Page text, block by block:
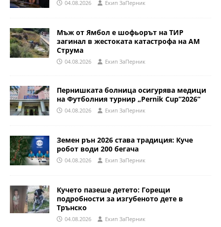
04.08.2026 Eкип ЗаПерник
Мъж от Ямбол е шофьорът на ТИР
загинал в жестоката катастрофа на АМ
Струма
04.08.2026 Eкип ЗаПерник
Пернишката болница осигурява медици
на Футболния турнир „Pernik Cup”2026“
04.08.2026 Eкип ЗаПерник
Земен рън 2026 става традиция: Куче
робот води 200 бегача
04.08.2026 Eкип ЗаПерник
Кучето пазеше детето: Горещи
подробности за изгубеното дете в
Трънско
04.08.2026 Eкип ЗаПерник